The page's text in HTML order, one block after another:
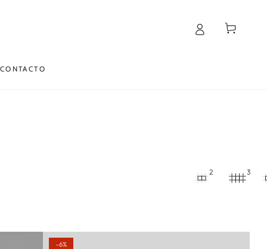
CONTACTO
Carrito
2 3
–6%